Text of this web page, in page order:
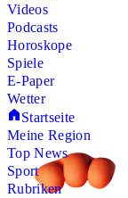
Videos
Podcasts
Horoskope
Spiele
E-Paper
Wetter
Startseite
Meine Region
Top News
Sport
Rubriken